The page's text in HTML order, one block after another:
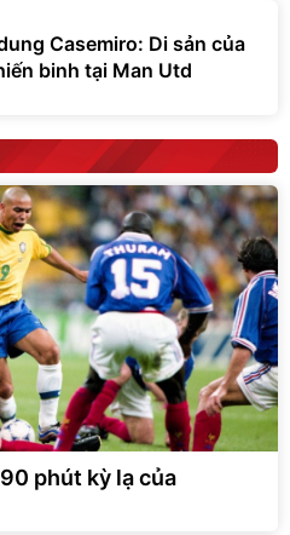
Casemiro: Di sản của
binh tại Man Utd
phút kỳ lạ của